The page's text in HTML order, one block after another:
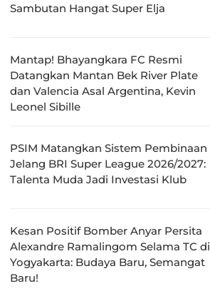
Sambutan Hangat Super Elja
Mantap! Bhayangkara FC Resmi
Datangkan Mantan Bek River Plate
dan Valencia Asal Argentina, Kevin
Leonel Sibille
PSIM Matangkan Sistem Pembinaan
Jelang BRI Super League 2026/2027:
Talenta Muda Jadi Investasi Klub
Kesan Positif Bomber Anyar Persita
Alexandre Ramalingom Selama TC di
Yogyakarta: Budaya Baru, Semangat
Baru!